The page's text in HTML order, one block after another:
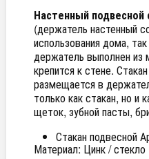
Настенный подвесной
(держатель настенный
использования дома,
держатель выполнен из
крепится к стене.
размещается в
только как стакан, но и
щеток, зубной пасты,
Стакан подвесной
Материал: Цинк / стекло